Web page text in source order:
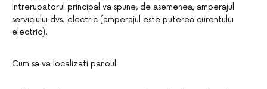
Intrerupatorul principal va spune, de asemenea, amperajul
serviciului dvs. electric (amperajul este puterea curentului
electric).
Cum sa va localizati panoul